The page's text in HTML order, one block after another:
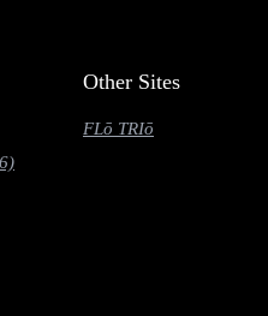
Other Sites
FLō TRIō